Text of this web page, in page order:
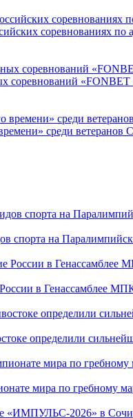
соревнованиях
соревнований «FONBET
среди ветеранов
спорта на
в Генассамблее
определили
мира по гребному